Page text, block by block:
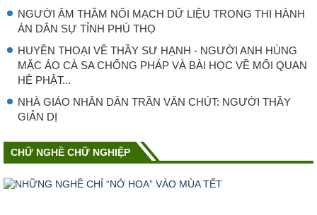
NGƯỜI ÂM THẦM NỐI MẠCH DỮ LIỆU TRONG THI HÀNH
ÁN DÂN SỰ TỈNH PHÚ THỌ
HUYỀN THOẠI VỀ THẦY SƯ HẠNH - NGƯỜI ANH HÙNG
MẶC ÁO CÀ SA CHỐNG PHÁP VÀ BÀI HỌC VỀ MỐI QUAN
HỆ PHẬT...
NHÀ GIÁO NHÂN DÂN TRẦN VĂN CHÚT: NGƯỜI THẦY
GIẢN DỊ
CHỮ NGHỀ CHỮ NGHIỆP